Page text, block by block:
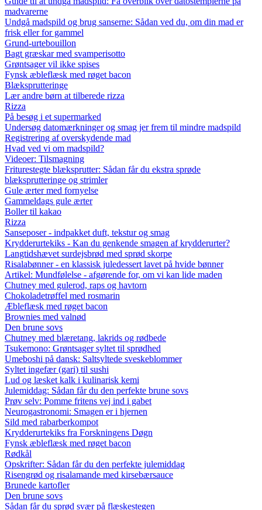
madvarerne
Undgå madspild og brug sanserne: Sådan ved du, om din mad er
frisk eller for gammel
Grund-urtebouillon
Bagt græskar med svamperisotto
Grøntsager vil ikke spises
Fynsk æbleflæsk med røget bacon
Blæksprutteringe
Lær andre børn at tilberede rizza
Rizza
På besøg i et supermarked
Undersøg datomærkninger og smag jer frem til mindre madspild
Registrering af overskydende mad
Hvad ved vi om madspild?
Videoer: Tilsmagning
Friturestegte blæksprutter: Sådan får du ekstra sprøde
blæksprutteringe og strimler
Gule ærter med fornyelse
Gammeldags gule ærter
Boller til kakao
Rizza
Sanseposer - indpakket duft, tekstur og smag
Krydderurtekiks - Kan du genkende smagen af krydderurter?
Langtidshævet surdejsbrød med sprød skorpe
Risalabønner - en klassisk juledessert lavet på hvide bønner
Artikel: Mundfølelse - afgørende for, om vi kan lide maden
Chutney med gulerod, raps og havtorn
Chokoladetrøffel med rosmarin
Æbleflæsk med røget bacon
Brownies med valnød
Den brune sovs
Chutney med blæretang, lakrids og rødbede
Tsukemono: Grøntsager syltet til sprødhed
Umeboshi på dansk: Saltsyltede sveskeblommer
Syltet ingefær (gari) til sushi
Lud og læsket kalk i kulinarisk kemi
Julemiddag: Sådan får du den perfekte brune sovs
Prøv selv: Pomme fritens vej ind i gabet
Neurogastronomi: Smagen er i hjernen
Sild med rabarberkompot
Krydderurtekiks fra Forskningens Døgn
Fynsk æbleflæsk med røget bacon
Rødkål
Opskrifter: Sådan får du den perfekte julemiddag
Risengrød og risalamande med kirsebærsauce
Brunede kartofler
Den brune sovs
Sådan får du sprød svær på flæskestegen